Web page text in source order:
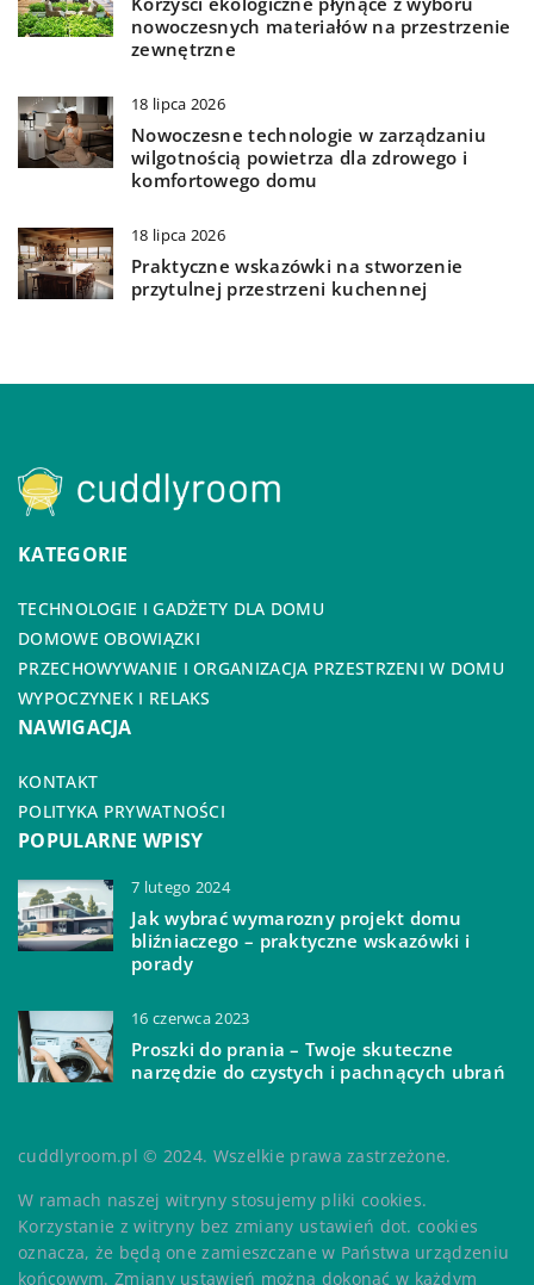
nowoczesnych materiałów na przestrzenie
zewnętrzne
18 lipca 2026
Nowoczesne technologie w zarządzaniu
wilgotnością powietrza dla zdrowego i
komfortowego domu
18 lipca 2026
Praktyczne wskazówki na stworzenie
przytulnej przestrzeni kuchennej
KATEGORIE
TECHNOLOGIE I GADŻETY DLA DOMU
DOMOWE OBOWIĄZKI
PRZECHOWYWANIE I ORGANIZACJA PRZESTRZENI W DOMU
WYPOCZYNEK I RELAKS
NAWIGACJA
KONTAKT
POLITYKA PRYWATNOŚCI
POPULARNE WPISY
7 lutego 2024
Jak wybrać wymarozny projekt domu
bliźniaczego – praktyczne wskazówki i
porady
16 czerwca 2023
Proszki do prania – Twoje skuteczne
narzędzie do czystych i pachnących ubrań
cuddlyroom.pl © 2024. Wszelkie prawa zastrzeżone.
W ramach naszej witryny stosujemy pliki cookies.
Korzystanie z witryny bez zmiany ustawień dot. cookies
oznacza, że będą one zamieszczane w Państwa urządzeniu
końcowym. Zmiany ustawień można dokonać w każdym